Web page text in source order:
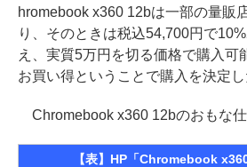
hromebook x360 12bは一部の量販
り、そのときは税込54,700円で
え、実質5万円を切る価格で購入可
お買い得ということで購入を決定し
Chromebook x360 12bのおもな仕
【表】HP「Chromebook